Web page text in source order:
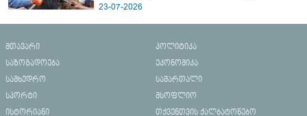
23-07-2026
მთავარი
პოლიტიკა
საზოგადოება
ეკონომიკა
სამხედრო
სამართალი
სპორტი
მსოფლიო
ისტორიანი
თქვენთვის ქალბატონებო